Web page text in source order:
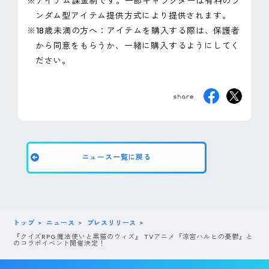
ンダム型アイテム提供方式により提供されます。
※18歳未満の方へ：アイテムを購入する際は、保護者
から同意をもらうか、一緒に購入するようにしてく
ださい。
ニュース一覧に戻る
トップ ニュース
プレスリリース
『クイズRPG 魔法使いと黒猫のウィズ』 TVアニメ『涼宮ハルヒの憂鬱』と
のコラボイベント開催決定！